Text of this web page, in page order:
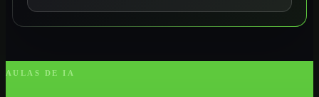
AULAS DE IA